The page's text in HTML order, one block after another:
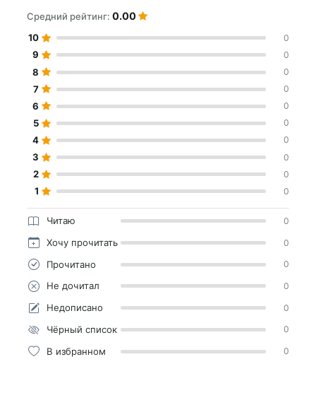
Средний рейтинг: 0.00
10 0
9 0
8 0
7 0
6 0
5 0
4 0
3 0
2 0
1 0
Читаю 0
Хочу прочитать 0
Прочитано 0
Не дочитал 0
Недописано 0
Чёрный список 0
В избранном 0